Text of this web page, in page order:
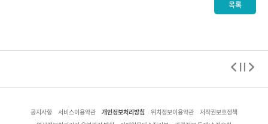
목록
공지사항 서비스이용약관 개인정보처리방침 위치정보이용약관 저작권보호정책